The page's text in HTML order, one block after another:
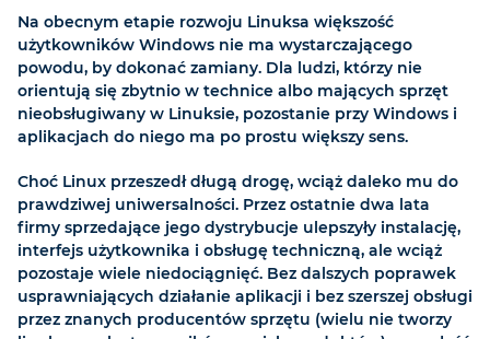
Na obecnym etapie rozwoju Linuksa większość
użytkowników Windows nie ma wystarczającego
powodu, by dokonać zamiany. Dla ludzi, którzy nie
orientują się zbytnio w technice albo mających sprzęt
nieobsługiwany w Linuksie, pozostanie przy Windows i
aplikacjach do niego ma po prostu większy sens.
Choć Linux przeszedł długą drogę, wciąż daleko mu do
prawdziwej uniwersalności. Przez ostatnie dwa lata
firmy sprzedające jego dystrybucje ulepszyły instalację,
interfejs użytkownika i obsługę techniczną, ale wciąż
pozostaje wiele niedociągnięć. Bez dalszych poprawek
usprawniających działanie aplikacji i bez szerszej obsługi
przez znanych producentów sprzętu (wielu nie tworzy